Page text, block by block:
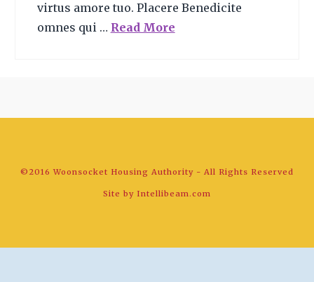
virtus amore tuo. Placere Benedicite
omnes qui … Read More
©2016 Woonsocket Housing Authority - All Rights Reserved
Site by Intellibeam.com